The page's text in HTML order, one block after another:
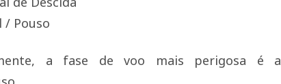
/ Pouso
a fase de voo mais perigosa é a